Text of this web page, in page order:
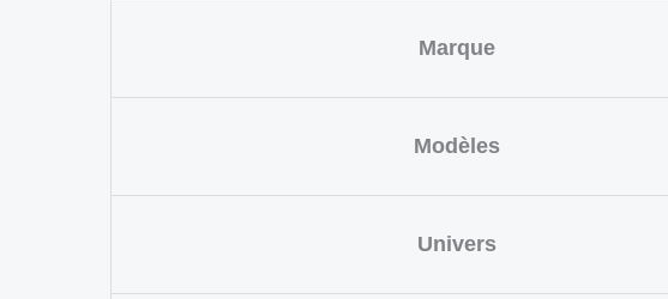
Marque
Modèles
Univers